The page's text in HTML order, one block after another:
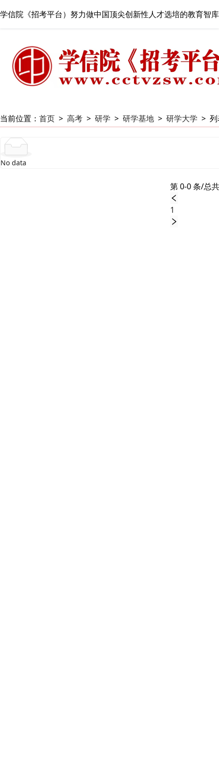
学信院《招考平台）努力做中国顶尖创新性人才选培的教育智库
当前位置： 首页 > 高考 > 研学 > 研学基地 > 研学大学 >
No data
第 0-0 条/总
1